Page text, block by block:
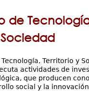
Extensión
Eventos
de
Territorio y
actividades de
que producen
social y la